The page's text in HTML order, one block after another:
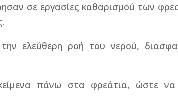
σε εργασίες καθαρισμού των
ελεύθερη ροή του νερού,
πάνω στα φρεάτια, ώστε